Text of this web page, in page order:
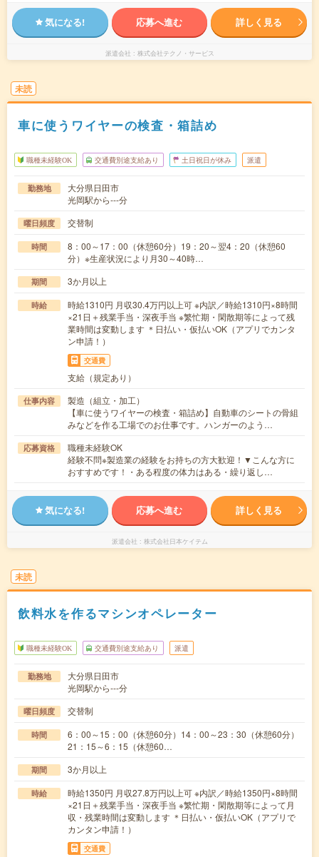
気になる! 応募へ進む 詳しく見る
派遣会社 株式会社テクノ・サービス
未読
車に使うワイヤーの検査・箱詰め
職種未経験OK 交通費別途支給あり 土日祝日が休み 派遣
勤務地
大分県日田市
光岡駅から---分
曜日頻度 交替制
時間
8：00～17：00（休憩60分）19：20～翌4：20（休憩60
分）※生産状況により月30～40時…
期間 3か月以上
時給
時給1310円 月収30.4万円以上可 ※内訳／時給1310円×8時間
×21日＋残業手当・深夜手当 ※繁忙期・閑散期等によって残
業時間は変動します ＊日払い・仮払いOK（アプリでカンタ
ン申請！）
交通費
支給（規定あり）
仕事内容
製造（組立・加工）
【車に使うワイヤーの検査・箱詰め】自動車のシートの骨組
みなどを作る工場でのお仕事です。ハンガーのよう…
応募資格
職種未経験OK
経験不問※製造業の経験をお持ちの方大歓迎！▼こんな方に
おすすめです！・ある程度の体力はある・繰り返し…
気になる! 応募へ進む 詳しく見る
派遣会社 株式会社日本ケイテム
未読
飲料水を作るマシンオペレーター
職種未経験OK 交通費別途支給あり 派遣
勤務地
大分県日田市
光岡駅から---分
曜日頻度 交替制
時間
6：00～15：00（休憩60分）14：00～23：30（休憩60分）
21：15～6：15（休憩60…
期間 3か月以上
時給
時給1350円 月収27.8万円以上可 ※内訳／時給1350円×8時間
×21日＋残業手当・深夜手当 ※繁忙期・閑散期等によって月
収・残業時間は変動します ＊日払い・仮払いOK（アプリで
カンタン申請！）
交通費